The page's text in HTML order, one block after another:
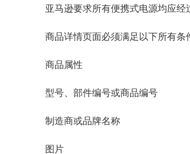
亚马逊要求所有便携式电源均应经
商品详情页面必须满足以下所有条
商品属性
型号、部件编号或商品编号
制造商或品牌名称
图片